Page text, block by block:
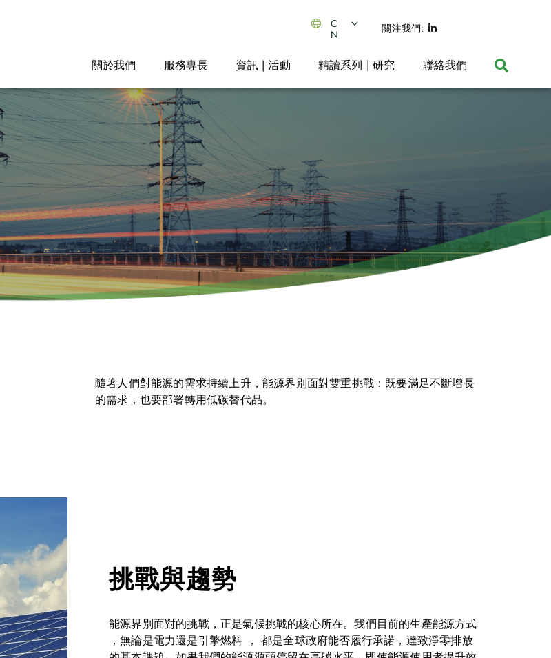
C
N 關注我們:
關於我們 服務専長 資訊 | 活動 精讀系列 | 研究 聯絡我們
隨著人們對能源的需求持續上升，能源界別面對雙重挑戰：既要滿足不斷增長
的需求，也要部署轉用低碳替代品。
挑戰與趨勢
能源界別面對的挑戰，正是氣候挑戰的核心所在。我們目前的生產能源方式
，無論是電力還是引擎燃料 ， 都是全球政府能否履行承諾，達致淨零排放